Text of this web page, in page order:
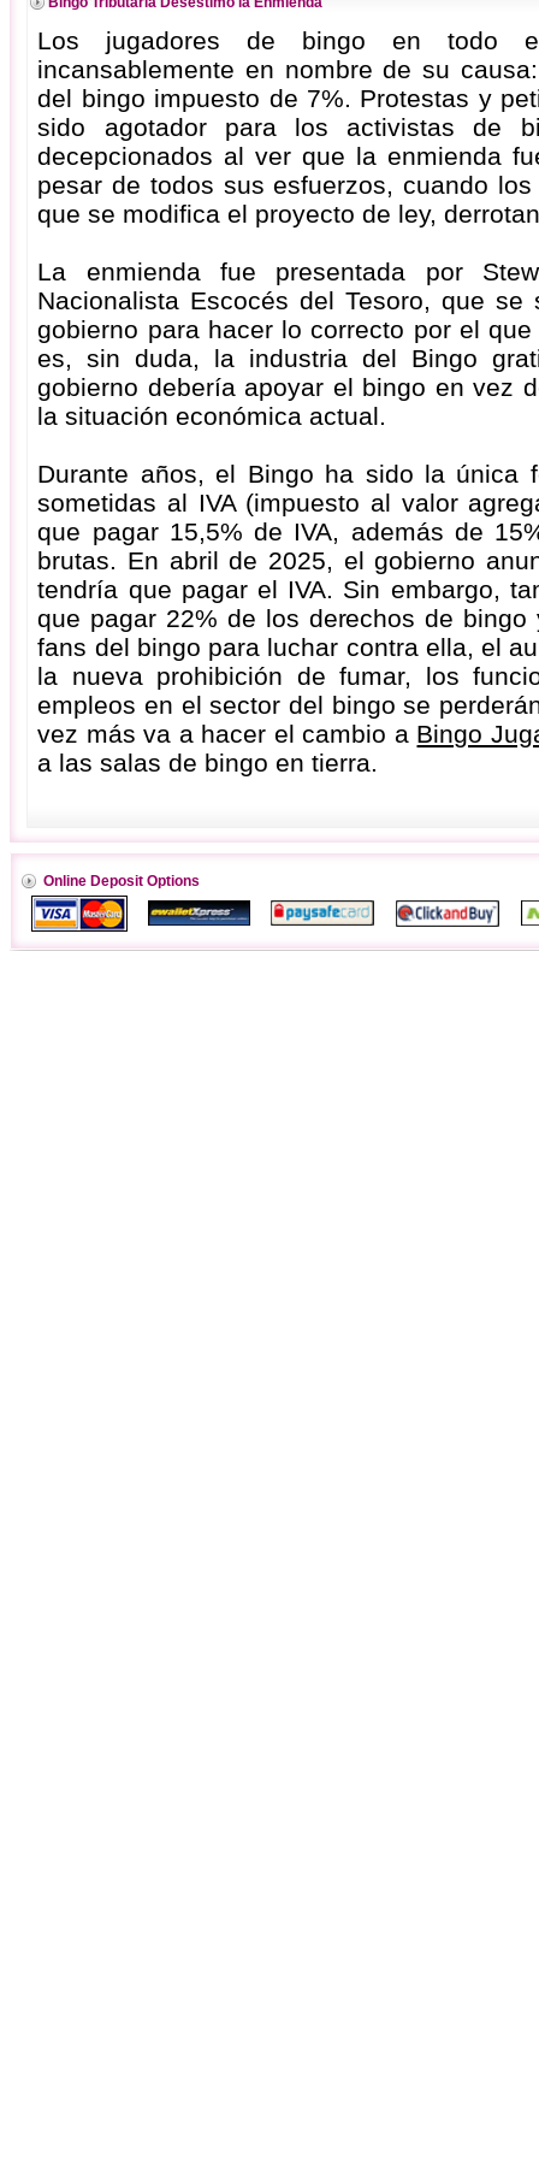
Los jugadores de bingo en todo
incansablemente en nombre de su
del bingo impuesto de 7%. Protestas y
sido agotador para los activistas de
decepcionados al ver que la enmienda
pesar de todos sus esfuerzos, cuando
que se modifica el proyecto de ley,
La enmienda fue presentada por
Nacionalista Escocés del Tesoro, que
gobierno para hacer lo correcto por el
es, sin duda, la industria del Bingo
gobierno debería apoyar el bingo en vez
la situación económica actual.
Durante años, el Bingo ha sido la única
sometidas al IVA (impuesto al valor
que pagar 15,5% de IVA, además de
brutas. En abril de 2025, el gobierno
tendría que pagar el IVA. Sin embargo,
que pagar 22% de los derechos de
fans del bingo para luchar contra ella, el
la nueva prohibición de fumar, los
empleos en el sector del bingo se
vez más va a hacer el cambio a Bingo
a las salas de bingo en tierra.
Online Deposit Options